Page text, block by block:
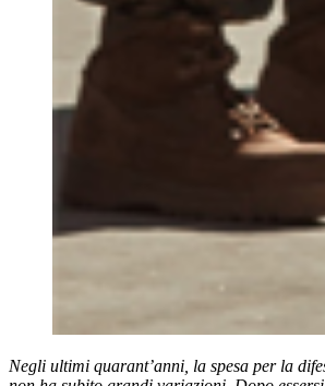
Negli ultimi quarant’anni, la spesa per la